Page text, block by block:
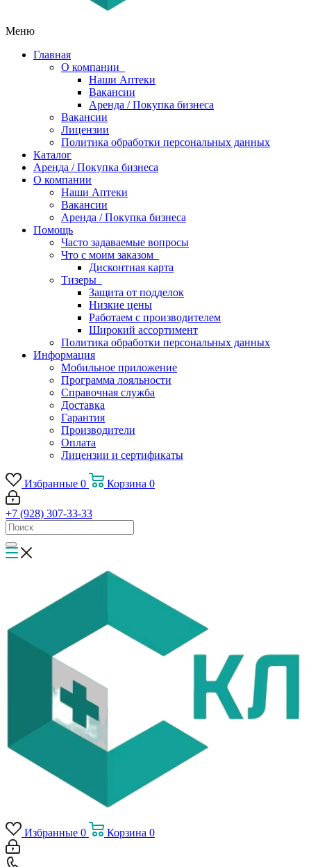
Меню
Главная
О компании
Наши Аптеки
Вакансии
Аренда / Покупка бизнеса
Вакансии
Лицензии
Политика обработки персональных данных
Каталог
Аренда / Покупка бизнеса
О компании
Наши Аптеки
Вакансии
Аренда / Покупка бизнеса
Помощь
Часто задаваемые вопросы
Что с моим заказом
Дисконтная карта
Тизеры
Защита от подделок
Низкие цены
Работаем с производителем
Широкий ассортимент
Политика обработки персональных данных
Информация
Мобильное приложение
Программа лояльности
Справочная служба
Доставка
Гарантия
Производители
Оплата
Лицензии и сертификаты
Избранные 0 Корзина 0
+7 (928) 307-33-33
Избранные 0 Корзина 0